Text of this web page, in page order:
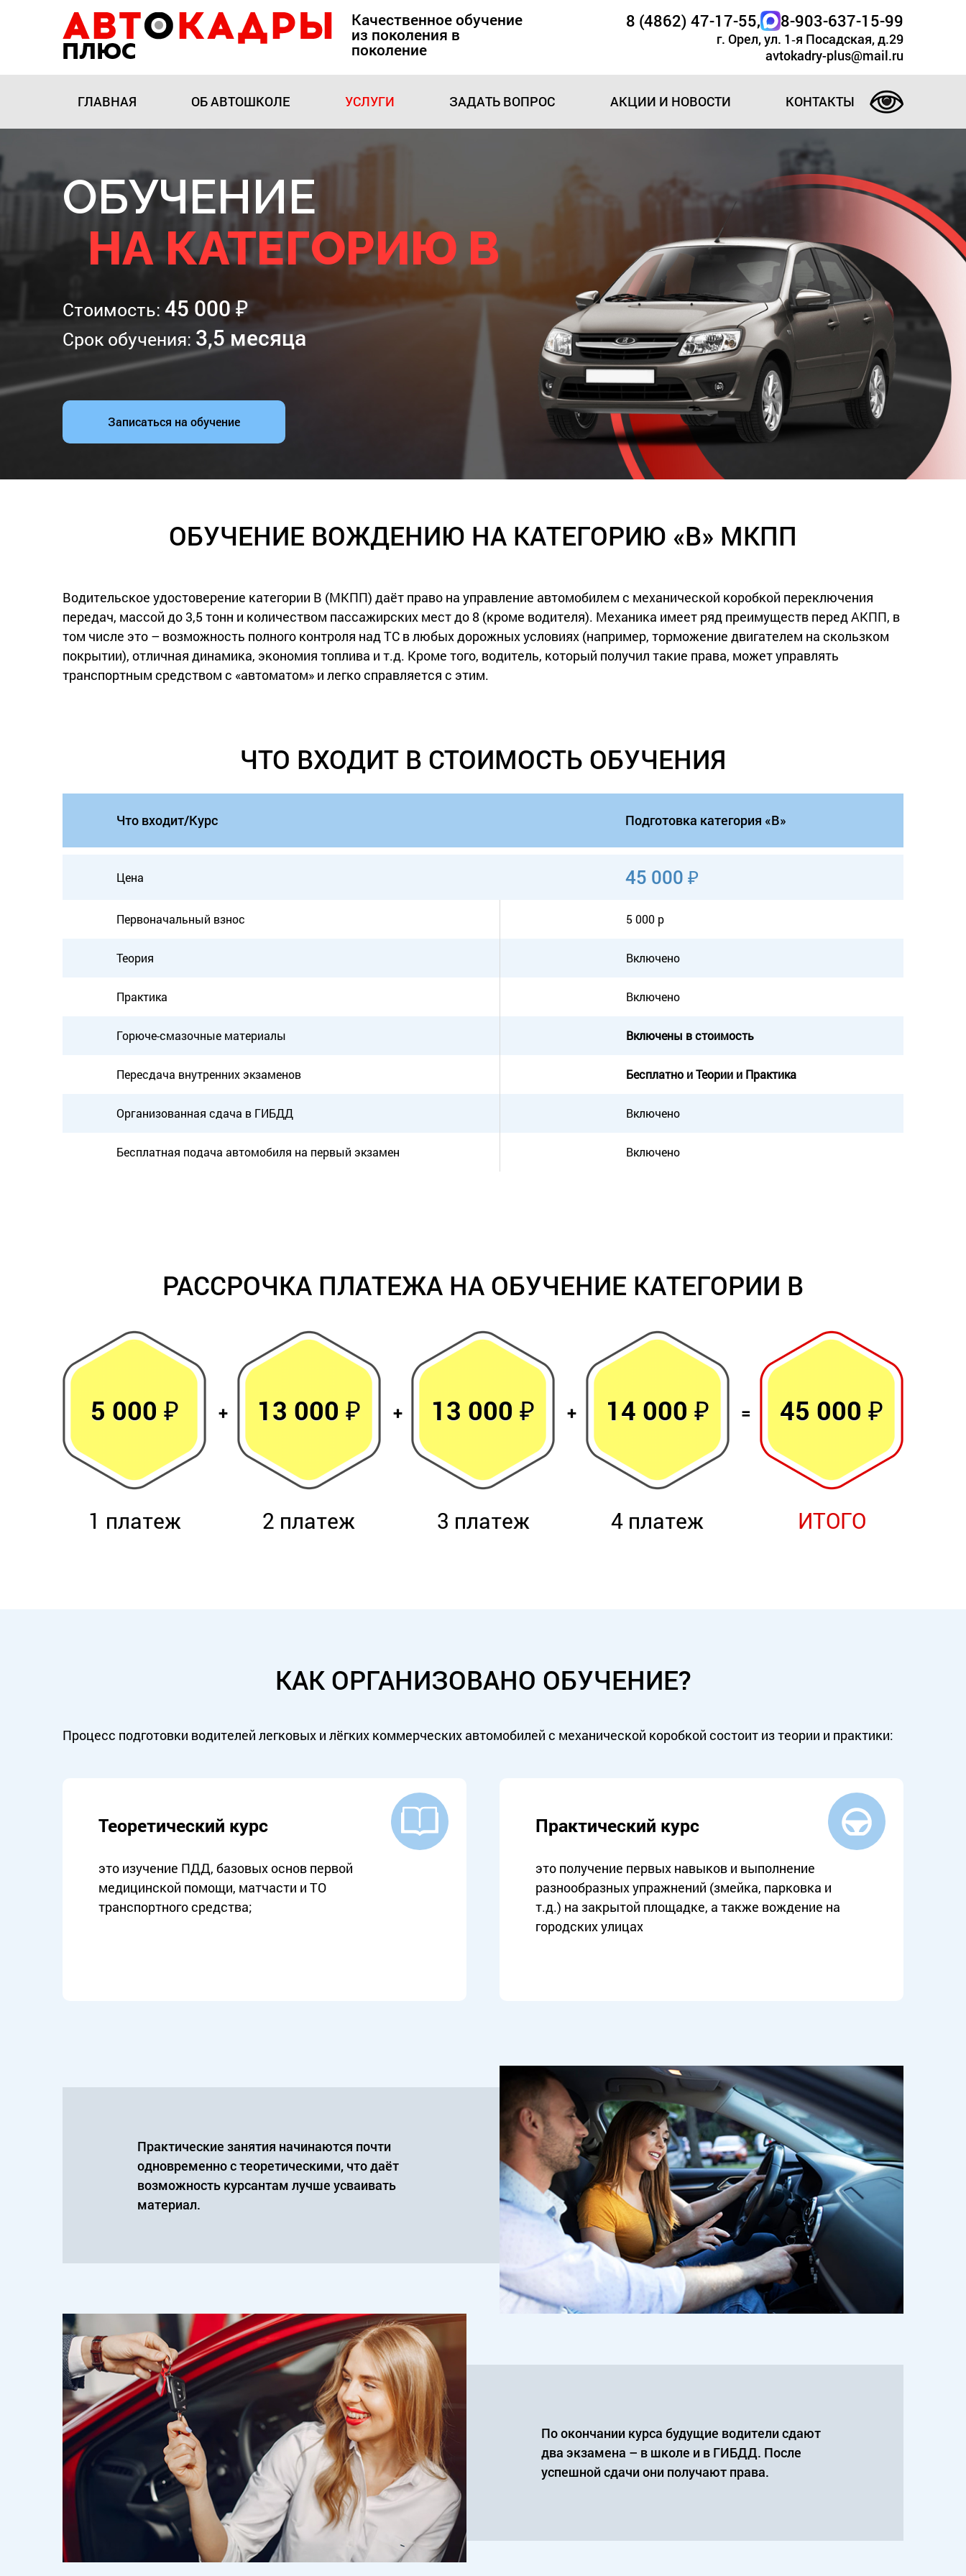
Качественное обучение
из поколения в
поколение
8 (4862) 47-17-55, 8-903-637-15-99
г. Орел, ул. 1‑я Посадская, д.29
avtokadry-plus@mail.ru
ГЛАВНАЯ ОБ АВТОШКОЛЕ УСЛУГИ ЗАДАТЬ ВОПРОС АКЦИИ И НОВОСТИ КОНТАКТЫ
ОБУЧЕНИЕ
НА КАТЕГОРИЮ B
Стоимость: 45 000₽
Срок обучения: 3,5 месяца
Записаться на обучение
ОБУЧЕНИЕ ВОЖДЕНИЮ НА КАТЕГОРИЮ «B» МКПП
Водительское удостоверение категории В (МКПП) даёт право на управление автомобилем с механической коробкой переключения
передач, массой до 3,5 тонн и количеством пассажирских мест до 8 (кроме водителя). Механика имеет ряд преимуществ перед АКПП, в
том числе это – возможность полного контроля над ТС в любых дорожных условиях (например, торможение двигателем на скользком
покрытии), отличная динамика, экономия топлива и т.д. Кроме того, водитель, который получил такие права, может управлять
транспортным средством с «автоматом» и легко справляется с этим.
ЧТО ВХОДИТ В СТОИМОСТЬ ОБУЧЕНИЯ
Что входит/Курс Подготовка категория «B»
Цена 45 000 ₽
Первоначальный взнос 5 000 р
Теория Включено
Практика Включено
Горюче-смазочные материалы Включены в стоимость
Пересдача внутренних экзаменов Бесплатно и Теории и Практика
Организованная сдача в ГИБДД Включено
Бесплатная подача автомобиля на первый экзамен Включено
РАССРОЧКА ПЛАТЕЖА НА ОБУЧЕНИЕ КАТЕГОРИИ В
5 000 ₽
1 платеж
13 000 ₽
2 платеж
13 000 ₽
3 платеж
14 000 ₽
4 платеж
45 000 ₽
ИТОГО
КАК ОРГАНИЗОВАНО ОБУЧЕНИЕ?
Процесс подготовки водителей легковых и лёгких коммерческих автомобилей с механической коробкой состоит из теории и практики:
Теоретический курс
это изучение ПДД, базовых основ первой
медицинской помощи, матчасти и ТО
транспортного средства;
Практический курс
это получение первых навыков и выполнение
разнообразных упражнений (змейка, парковка и
т.д.) на закрытой площадке, а также вождение на
городских улицах
Практические занятия начинаются почти
одновременно с теоретическими, что даёт
возможность курсантам лучше усваивать
материал.
По окончании курса будущие водители сдают
два экзамена – в школе и в ГИБДД. После
успешной сдачи они получают права.